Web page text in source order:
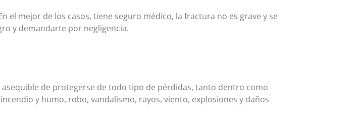
el mejor de los casos, tiene seguro médico, la fractura no es grave y se
y demandarte por negligencia.
de protegerse de todo tipo de pérdidas, tanto dentro como
y humo, robo, vandalismo, rayos, viento, explosiones y daños